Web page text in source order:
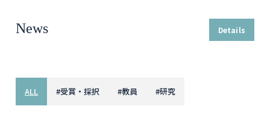
News Details
ALL #受賞・採択 #教員 #研究